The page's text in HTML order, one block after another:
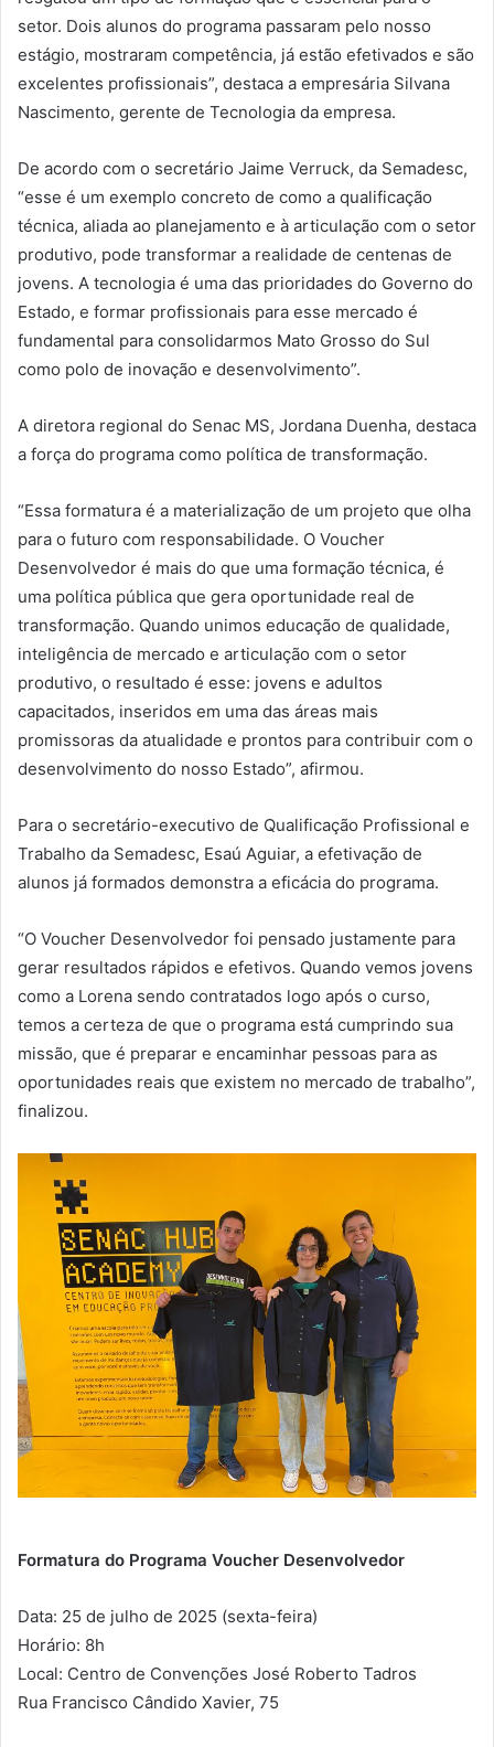
setor. Dois alunos do programa passaram pelo nosso
estágio, mostraram competência, já estão efetivados e são
excelentes profissionais”, destaca a empresária Silvana
Nascimento, gerente de Tecnologia da empresa.
De acordo com o secretário Jaime Verruck, da Semadesc,
“esse é um exemplo concreto de como a qualificação
técnica, aliada ao planejamento e à articulação com o setor
produtivo, pode transformar a realidade de centenas de
jovens. A tecnologia é uma das prioridades do Governo do
Estado, e formar profissionais para esse mercado é
fundamental para consolidarmos Mato Grosso do Sul
como polo de inovação e desenvolvimento”.
A diretora regional do Senac MS, Jordana Duenha, destaca
a força do programa como política de transformação.
“Essa formatura é a materialização de um projeto que olha
para o futuro com responsabilidade. O Voucher
Desenvolvedor é mais do que uma formação técnica, é
uma política pública que gera oportunidade real de
transformação. Quando unimos educação de qualidade,
inteligência de mercado e articulação com o setor
produtivo, o resultado é esse: jovens e adultos
capacitados, inseridos em uma das áreas mais
promissoras da atualidade e prontos para contribuir com o
desenvolvimento do nosso Estado”, afirmou.
Para o secretário-executivo de Qualificação Profissional e
Trabalho da Semadesc, Esaú Aguiar, a efetivação de
alunos já formados demonstra a eficácia do programa.
“O Voucher Desenvolvedor foi pensado justamente para
gerar resultados rápidos e efetivos. Quando vemos jovens
como a Lorena sendo contratados logo após o curso,
temos a certeza de que o programa está cumprindo sua
missão, que é preparar e encaminhar pessoas para as
oportunidades reais que existem no mercado de trabalho”,
finalizou.
Formatura do Programa Voucher Desenvolvedor
Data: 25 de julho de 2025 (sexta-feira)
Horário: 8h
Local: Centro de Convenções José Roberto Tadros
Rua Francisco Cândido Xavier, 75